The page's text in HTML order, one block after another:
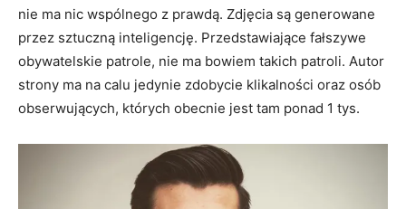
nie ma nic wspólnego z prawdą. Zdjęcia są generowane
przez sztuczną inteligencję. Przedstawiające fałszywe
obywatelskie patrole, nie ma bowiem takich patroli. Autor
strony ma na calu jedynie zdobycie klikalności oraz osób
obserwujących, których obecnie jest tam ponad 1 tys.